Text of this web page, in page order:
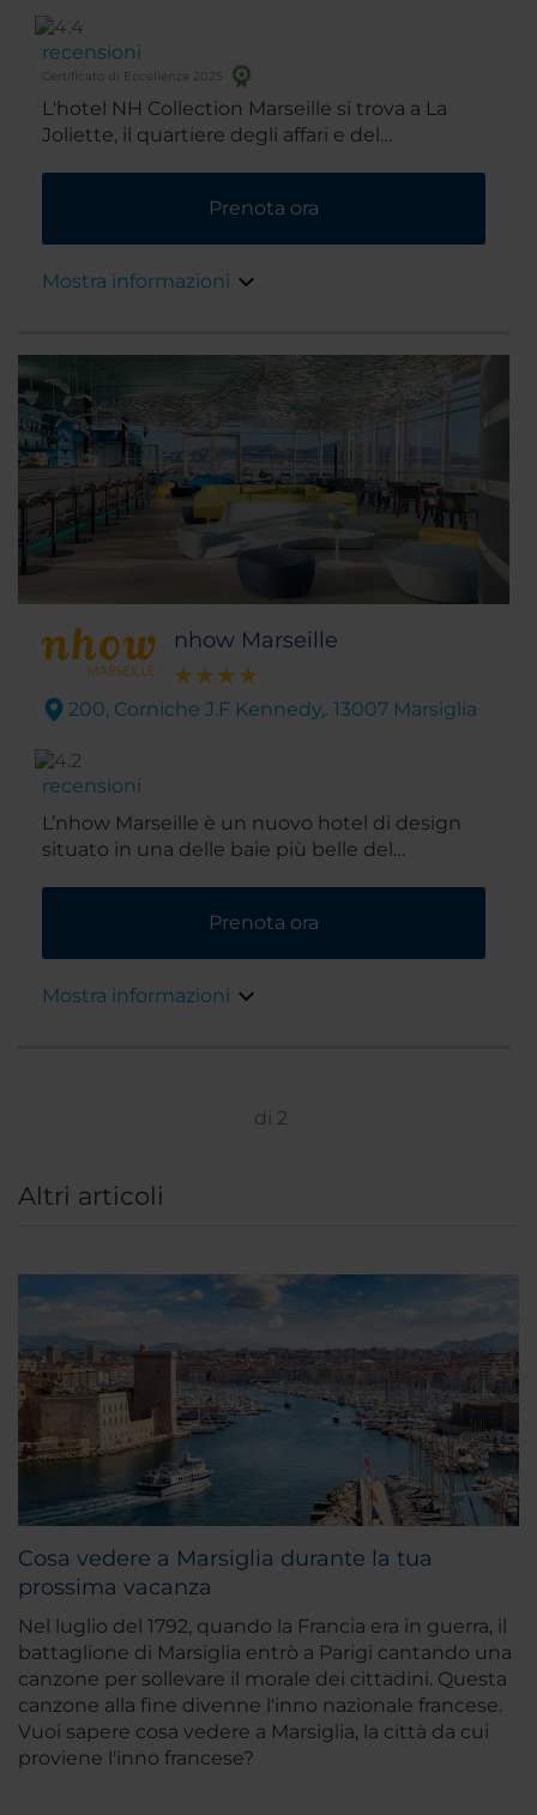
recensioni
Certificato di Eccellenza 2025
L'hotel NH Collection Marseille si trova a La
Joliette, il quartiere degli affari e del
congressi della città, oltre che le maggiori
attrazioni turistiche, come il centro storico e
Prenota ora
Mostra informazioni
nhow Marseille
200, Corniche J.F Kennedy,. 13007 Marsiglia
recensioni
L’nhow Marseille è un nuovo hotel di design
situato in una delle baie più belle del
presenta arredi moderni opera di artisti tra cui
Teresa Sapey, Claire Fatosme e Christian
Adagiato sapientemente sulla costa rocciosa,
Prenota ora
Mostra informazioni
di 2
Altri articoli
Cosa vedere a Marsiglia durante la tua
prossima vacanza
Nel luglio del 1792, quando la Francia era in guerra, il
battaglione di Marsiglia entrò a Parigi cantando una
canzone per sollevare il morale dei cittadini. Questa
canzone alla fine divenne l'inno nazionale francese.
Vuoi sapere cosa vedere a Marsiglia, la città da cui
proviene l'inno francese?